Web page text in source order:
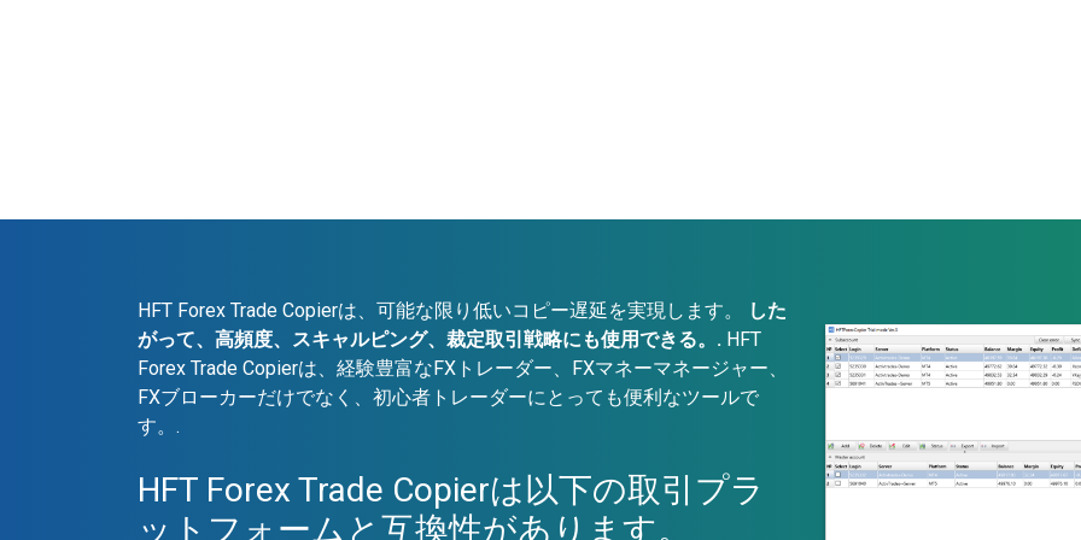
HFT Forex Trade Copierは、可能な限り低いコピー遅延を実現します。
した
がって、高頻度、スキャルピング、裁定取引戦略にも使用できる。. HFT
Forex Trade Copierは、経験豊富なFXトレーダー、FXマネーマネージャー、
FXブローカーだけでなく、初心者トレーダーにとっても便利なツールで
す。.
HFT Forex Trade Copierは以下の取引プラ
ットフォームと互換性があります。